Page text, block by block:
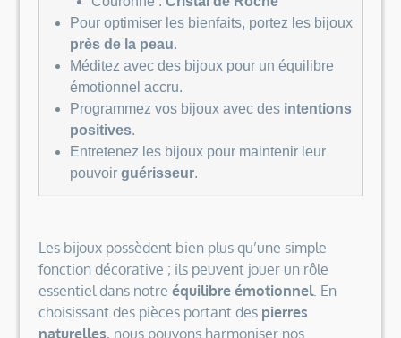
Pour optimiser les bienfaits, portez les bijoux
près de la peau.
Méditez avec des bijoux pour un équilibre
émotionnel accru.
Programmez vos bijoux avec des intentions
positives.
Entretenez les bijoux pour maintenir leur
pouvoir guérisseur.
Les bijoux possèdent bien plus qu’une simple
fonction décorative ; ils peuvent jouer un rôle
essentiel dans notre équilibre émotionnel. En
choisissant des pièces portant des pierres
naturelles, nous pouvons harmoniser nos